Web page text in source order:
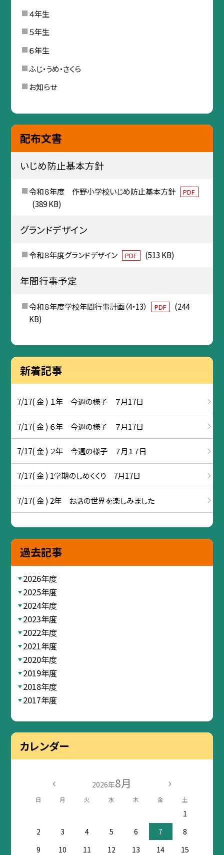
４年生
５年生
６年生
ふじ・うめ・さくら
お知らせ
配布文書
いじめ防止基本方針
令和８年度 作野小学校いじめ防止基本方針 PDF
(389 KB)
グランドデザイン
令和８年度グランドデザイン PDF (513 KB)
年間行事予定
令和８年度学校年間行事計画（4・13） PDF
(244
KB)
新着記事
7/17( 金 ) １年 今週の様子 ７月17日
7/17( 金 ) ６年 今週の様子 ７月17日
7/17( 金 ) ２年 今週の様子 ７月１７日
7/17( 金 ) 1学期のしめくくり 7月17日
7/17( 金 ) 2年 お話の世界を楽しみました
過去記事
2026年度
2025年度
2024年度
2023年度
2022年度
2021年度
2020年度
2019年度
2018年度
2017年度
カレンダー
2026年8月
日 月 火 水 木 金 土
1
2
3 4 5 6 7
8
9
10 11 12 13 14
15